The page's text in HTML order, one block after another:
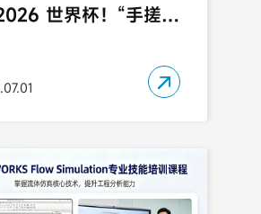
世界杯！“手搓”
